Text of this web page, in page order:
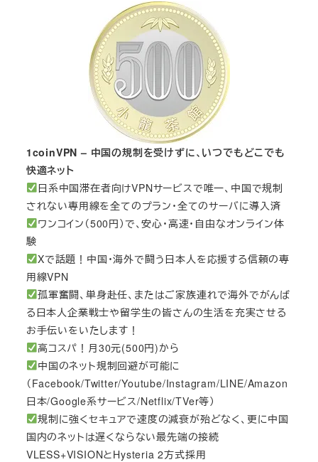
1coinVPN – 中国の規制を受けずに、いつでもどこでも
快適ネット
日系中国滞在者向けVPNサービスで唯一、中国で規制
されない専用線を全てのプラン・全てのサーバに導入済
ワンコイン（500円）で、安心・高速・自由なオンライン体
験
Xで話題！中国・海外で闘う日本人を応援する信頼の専
用線VPN
孤軍奮闘、単身赴任、またはご家族連れで海外でがんば
る日本人企業戦士や留学生の皆さんの生活を充実させる
お手伝いをいたします！
高コスパ！月30元(500円)から
中国のネット規制回避が可能に
（Facebook/Twitter/Youtube/Instagram/LINE/Amazon
日本/Google系サービス/Netflix/TVer等）
規制に強くセキュアで速度の減衰が殆どなく、更に中国
国内のネットは遅くならない最先端の接続
VLESS+VISIONとHysteria 2方式採用